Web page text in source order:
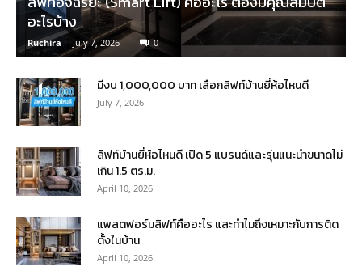
อะไรบ้าง
Ruchira - July 7, 2026 0
มีงบ 1,000,000 บาท เลือกลิฟท์บ้านยี่ห้อไหนดี
July 7, 2026
ลิฟท์บ้านยี่ห้อไหนดี เปิด 5 แบรนด์และรุ่นแนะนำขนาดไม่
เกิน 1.5 ตร.ม.
April 10, 2026
แพลตฟอร์มลิฟท์คืออะไร และทำไมถึงเหมาะกับการติด
ตั้งในบ้าน
April 10, 2026